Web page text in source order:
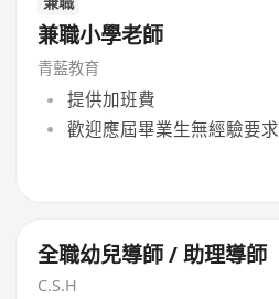
兼職小學老師
青藍教育
提供加班費
歡迎應屆畢業生無經驗要求
全職幼兒導師 / 助理導師
C.S.H